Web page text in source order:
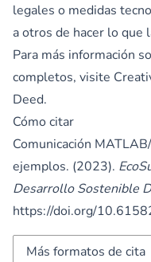
legales o medidas
a otros de hacer lo que
Para más información
completos, visite
Deed.
Cómo citar
Comunicación
ejemplos. (2023).
Desarrollo Sostenible
https://doi.org/
Más formatos de cita